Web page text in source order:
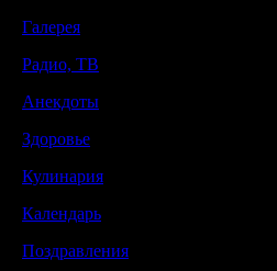
Галерея
Радио, ТВ
Анекдоты
Здоровье
Кулинария
Календарь
Поздравления